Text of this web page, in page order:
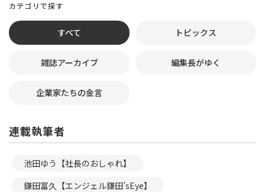
カテゴリで探す
すべて トピックス
雑誌アーカイブ 編集長がゆく
企業家たちの金言
連載執筆者
池田ゆう【社長のおしゃれ】
鎌田富久【エンジェル鎌田’sEye】